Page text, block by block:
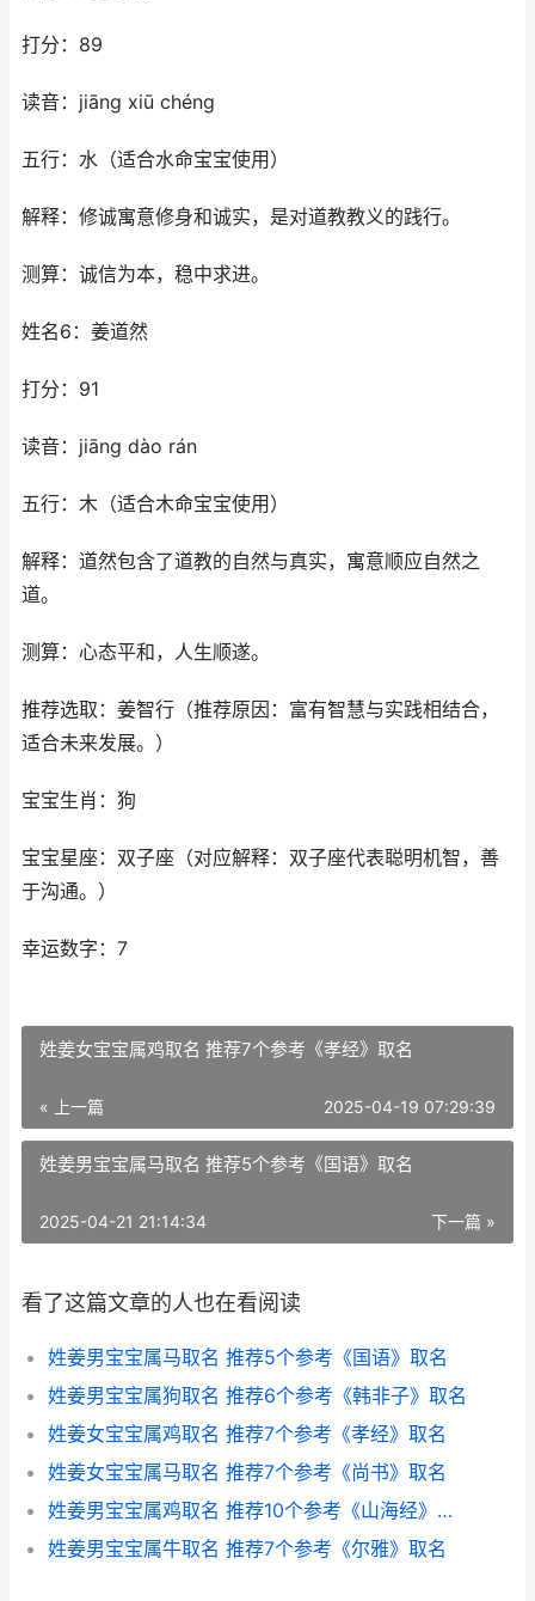
打分：89
读音：jiāng xiū chéng
五行：水（适合水命宝宝使用）
解释：修诚寓意修身和诚实，是对道教教义的践行。
测算：诚信为本，稳中求进。
姓名6：姜道然
打分：91
读音：jiāng dào rán
五行：木（适合木命宝宝使用）
解释：道然包含了道教的自然与真实，寓意顺应自然之
道。
测算：心态平和，人生顺遂。
推荐选取：姜智行（推荐原因：富有智慧与实践相结合，
适合未来发展。）
宝宝生肖：狗
宝宝星座：双子座（对应解释：双子座代表聪明机智，善
于沟通。）
幸运数字：7
姓姜女宝宝属鸡取名 推荐7个参考《孝经》取名
« 上一篇 2025-04-19 07:29:39
姓姜男宝宝属马取名 推荐5个参考《国语》取名
下一篇 »
2025-04-21 21:14:34
看了这篇文章的人也在看阅读
姓姜男宝宝属马取名 推荐5个参考《国语》取名
姓姜男宝宝属狗取名 推荐6个参考《韩非子》取名
姓姜女宝宝属鸡取名 推荐7个参考《孝经》取名
姓姜女宝宝属马取名 推荐7个参考《尚书》取名
姓姜男宝宝属鸡取名 推荐10个参考《山海经》取名
姓姜男宝宝属牛取名 推荐7个参考《尔雅》取名